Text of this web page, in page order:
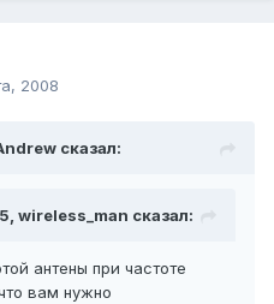
2008
сказал:
wireless_man сказал:
антены при частоте
вам нужно